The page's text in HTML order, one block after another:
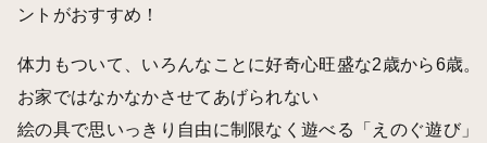
ントがおすすめ！
体力もついて、いろんなことに好奇心旺盛な2歳から6歳。
お家ではなかなかさせてあげられない
絵の具で思いっきり自由に制限なく遊べる「えのぐ遊び」